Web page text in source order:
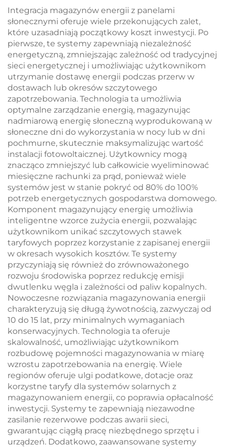
zarządzanie termiczne
dla przemysłowych
systemów
magazynowania
energii w
mikrosieciach
cieczowym Mikrosieci
BESS
Integracja magazynów energii z panelami
słonecznymi oferuje wiele przekonujących zalet,
które uzasadniają początkowy koszt inwestycji. Po
pierwsze, te systemy zapewniają niezależność
energetyczną, zmniejszając zależność od tradycyjnej
sieci energetycznej i umożliwiając użytkownikom
utrzymanie dostawę energii podczas przerw w
dostawach lub okresów szczytowego
zapotrzebowania. Technologia ta umożliwia
optymalne zarządzanie energią, magazynując
nadmiarową energię słoneczną wyprodukowaną w
słoneczne dni do wykorzystania w nocy lub w dni
pochmurne, skutecznie maksymalizując wartość
instalacji fotowoltaicznej. Użytkownicy mogą
znacząco zmniejszyć lub całkowicie wyeliminować
miesięczne rachunki za prąd, ponieważ wiele
systemów jest w stanie pokryć od 80% do 100%
potrzeb energetycznych gospodarstwa domowego.
Komponent magazynujący energię umożliwia
inteligentne wzorce zużycia energii, pozwalając
użytkownikom unikać szczytowych stawek
taryfowych poprzez korzystanie z zapisanej energii
w okresach wysokich kosztów. Te systemy
przyczyniają się również do zrównoważonego
rozwoju środowiska poprzez redukcję emisji
dwutlenku węgla i zależności od paliw kopalnych.
Nowoczesne rozwiązania magazynowania energii
charakteryzują się długą żywotnością, zazwyczaj od
10 do 15 lat, przy minimalnych wymaganiach
konserwacyjnych. Technologia ta oferuje
skalowalność, umożliwiając użytkownikom
rozbudowę pojemności magazynowania w miarę
wzrostu zapotrzebowania na energię. Wiele
regionów oferuje ulgi podatkowe, dotacje oraz
korzystne taryfy dla systemów solarnych z
magazynowaniem energii, co poprawia opłacalność
inwestycji. Systemy te zapewniają niezawodne
zasilanie rezerwowe podczas awarii sieci,
gwarantując ciągłą pracę niezbędnego sprzętu i
urządzeń. Dodatkowo, zaawansowane systemy